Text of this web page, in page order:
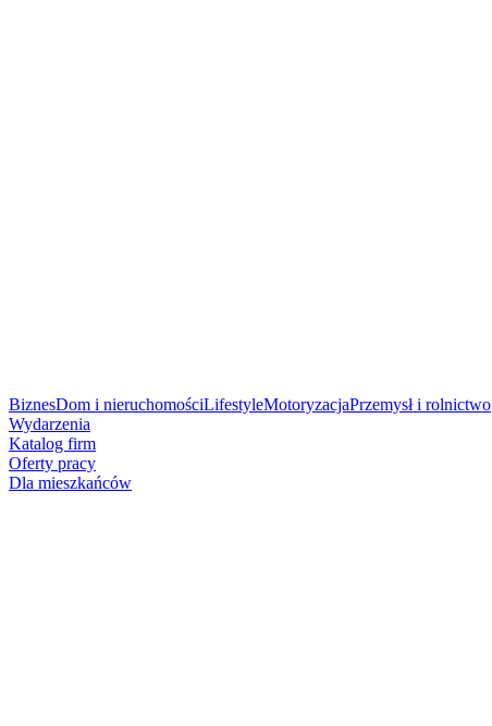
BiznesDom i nieruchomościLifestyleMotoryzacjaPrzemysł i rolnictwo
Wydarzenia
Katalog firm
Oferty pracy
Dla mieszkańców